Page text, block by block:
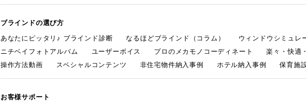
ブラインドの選び方
あなたにピッタリ♪ ブラインド診断
なるほどブラインド（コラム） ウィンドウシミュレ
ニチベイフォトアルバム
ユーザーボイス プロのメカモノコーディネート 楽々・快適
操作方法動画
スペシャルコンテンツ 非住宅物件納入事例 ホテル納入事例 保育施
お客様サポート